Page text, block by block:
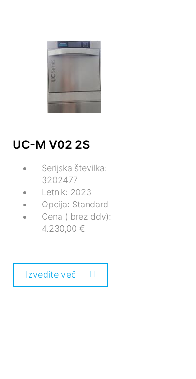
UC-M V02 2S
Serijska številka:
3202477
Letnik: 2023
Opcija: Standard
Cena ( brez ddv):
4.230,00 €
Izvedite več